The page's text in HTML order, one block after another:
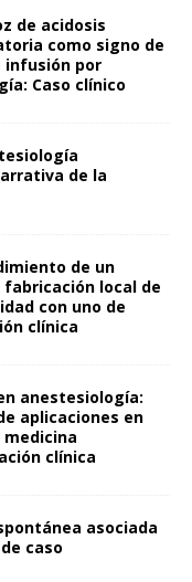
de acidosis
como signo de
infusión por
Caso clínico
de la
de un
local de
con uno de
clínica
anestesiología:
aplicaciones en
clínica
asociada
caso